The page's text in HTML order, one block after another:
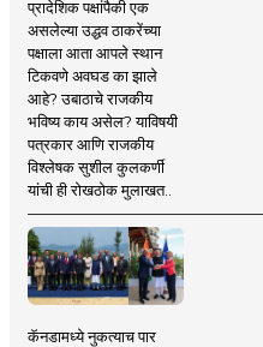
प्रादेशिक पक्षांपैकी एक
असलेल्या उद्धव ठाकरेंच्या
पक्षाला आता आपले स्थान
टिकवणे अवघड का झाले
आहे? उबाठाचे राजकीय
भविष्य काय असेल? याविषयी
पत्रकार आणि राजकीय
विश्लेषक सुशील कुलकर्णी
यांची ही रोखठोक मुलाखत..
कॅनडामध्ये नुकत्याच पार